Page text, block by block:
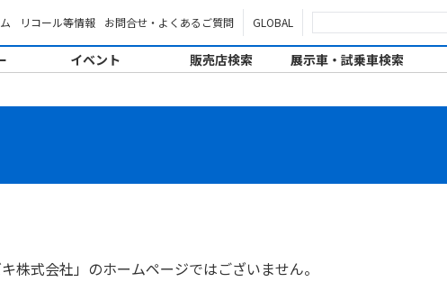
リコール等情報 お問合せ・よくあるご質問 GLOBAL
イベント 販売店検索 展示車・試乗車検索
株式会社」のホームページではございません。